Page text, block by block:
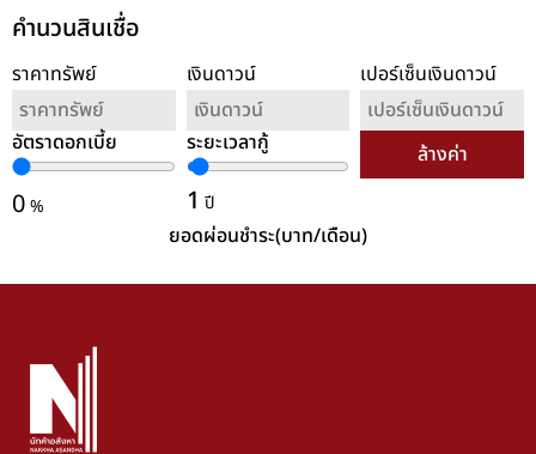
คำนวนสินเชื่อ
ราคาทรัพย์ เงินดาวน์ เปอร์เซ็นเงินดาวน์
อัตราดอกเบี้ย
0%
ระยะเวลากู้
1 ปี
ล้างค่า
ยอดผ่อนชำระ(บาท/เดือน)